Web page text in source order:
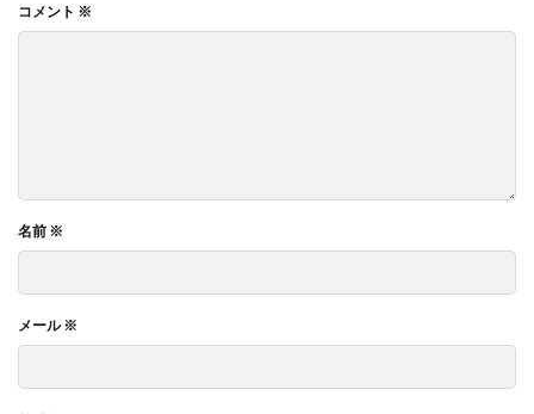
コメント ※
名前 ※
メール※